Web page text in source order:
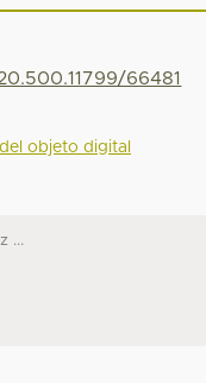
66481
objeto digital
...